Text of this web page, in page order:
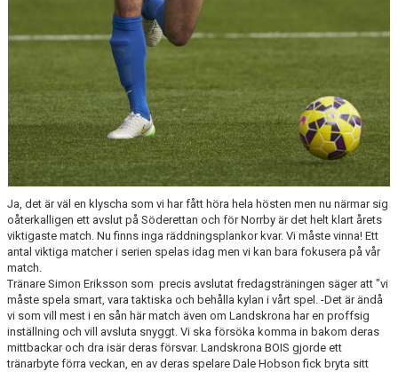
Ja, det är väl en klyscha som vi har fått höra hela hösten men nu närmar sig
oåterkalligen ett avslut på Söderettan och för Norrby är det helt klart årets
viktigaste match. Nu finns inga räddningsplankor kvar. Vi måste vinna! Ett
antal viktiga matcher i serien spelas idag men vi kan bara fokusera på vår
match.
Tränare Simon Eriksson som precis avslutat fredagsträningen säger att "vi
måste spela smart, vara taktiska och behålla kylan i vårt spel. -Det är ändå
vi som vill mest i en sån här match även om Landskrona har en proffsig
inställning och vill avsluta snyggt. Vi ska försöka komma in bakom deras
mittbackar och dra isär deras försvar. Landskrona BOIS gjorde ett
tränarbyte förra veckan, en av deras spelare Dale Hobson fick bryta sitt